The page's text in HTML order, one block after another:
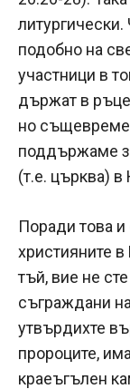
литургически.
подобно на
участници в
държат в
но
поддържаме
(т.е. църква) в
Поради това и
християните
тъй, вие не
съграждани
утвърдихте
пророците,
краеъгълен